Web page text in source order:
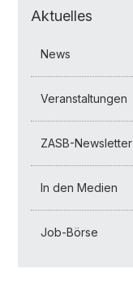
Aktuelles
News
Veranstaltungen
ZASB-Newsletter
In den Medien
Job-Börse